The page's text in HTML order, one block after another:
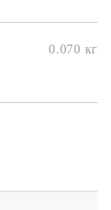
печат
0.070 кг